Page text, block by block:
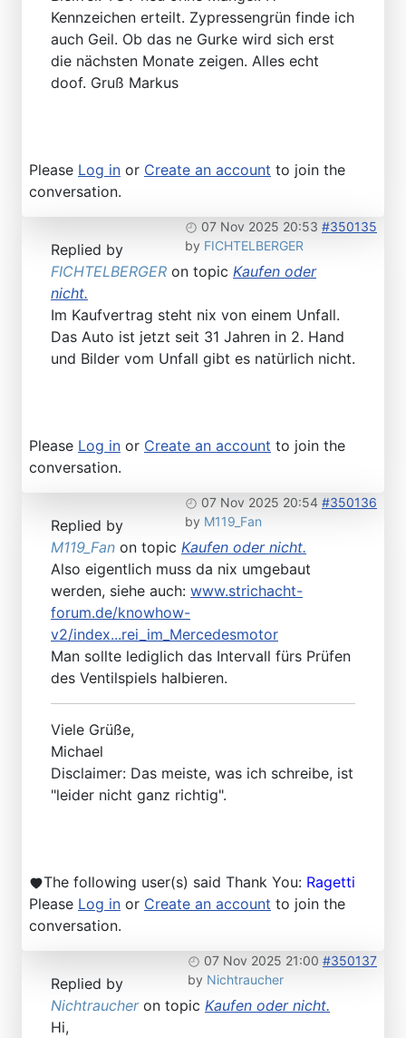
Kennzeichen erteilt. Zypressengrün finde ich
auch Geil. Ob das ne Gurke wird sich erst
die nächsten Monate zeigen. Alles echt
doof. Gruß Markus
Please Log in or Create an account to join the
conversation.
07 Nov 2025 20:53 #350135
by FICHTELBERGER
Replied by
FICHTELBERGER on topic Kaufen oder
nicht.
Im Kaufvertrag steht nix von einem Unfall.
Das Auto ist jetzt seit 31 Jahren in 2. Hand
und Bilder vom Unfall gibt es natürlich nicht.
Please Log in or Create an account to join the
conversation.
07 Nov 2025 20:54 #350136
by M119_Fan
Replied by
M119_Fan on topic Kaufen oder nicht.
Also eigentlich muss da nix umgebaut
werden, siehe auch: www.strichacht-
forum.de/knowhow-
v2/index...rei_im_Mercedesmotor
Man sollte lediglich das Intervall fürs Prüfen
des Ventilspiels halbieren.
Viele Grüße,
Michael
Disclaimer: Das meiste, was ich schreibe, ist
"leider nicht ganz richtig".
The following user(s) said Thank You: Ragetti
Please Log in or Create an account to join the
conversation.
07 Nov 2025 21:00 #350137
by Nichtraucher
Replied by
Nichtraucheron topic Kaufen oder nicht.
Hi,